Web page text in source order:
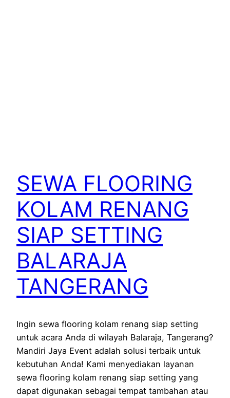
SEWA FLOORING
KOLAM RENANG
SIAP SETTING
BALARAJA
TANGERANG
Ingin sewa flooring kolam renang siap setting
untuk acara Anda di wilayah Balaraja, Tangerang?
Mandiri Jaya Event adalah solusi terbaik untuk
kebutuhan Anda! Kami menyediakan layanan
sewa flooring kolam renang siap setting yang
dapat digunakan sebagai tempat tambahan atau